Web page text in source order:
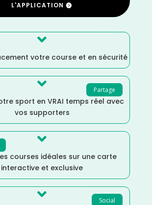
L'APPLICATION

votre course et en sécurité
Partage

sport en VRAI temps réel avec
vos supporters

courses idéales sur une carte
interactive et exclusive
Social
